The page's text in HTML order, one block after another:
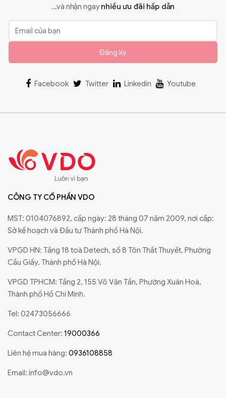
...và nhận ngaynhiều ưu đãi hấp dẫn
Đăng ký
Facebook Twitter Linkedin Youtube
CÔNG TY CỔ PHẦN VDO
MST: 0104076892, cấp ngày: 28 tháng 07 năm 2009, nơi cấp:
Sở kế hoạch và Đầu tư Thành phố Hà Nội.
VPGD HN: Tầng 18 toà Detech, số 8 Tôn Thất Thuyết, Phường
Cầu Giấy, Thành phố Hà Nội.
VPGD TPHCM: Tầng 2, 155 Võ Văn Tần, Phường Xuân Hoà,
Thành phố Hồ Chí Minh.
Tel: 02473056666
Contact Center: 19000366
Liên hệ mua hàng: 0936108858
Email: info@vdo.vn